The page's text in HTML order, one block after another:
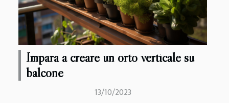
Impara a creare un orto verticale su
balcone
13/10/2023